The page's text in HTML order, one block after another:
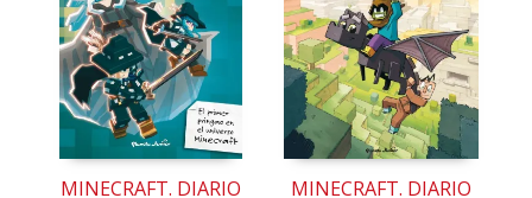
MINECRAFT. DIARIO
MINECRAFT. DIARIO